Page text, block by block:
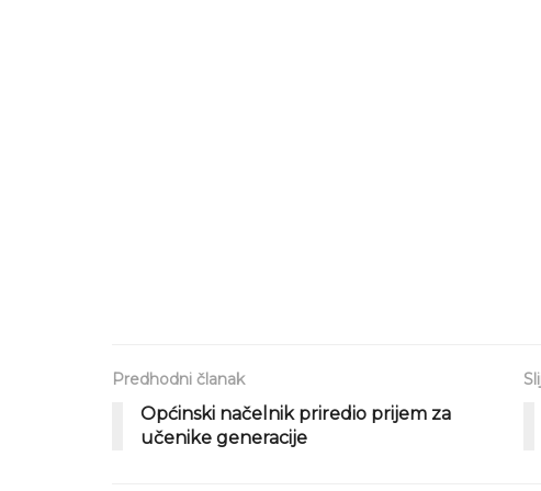
Predhodni članak
Općinski načelnik priredio prijem za
učenike generacije